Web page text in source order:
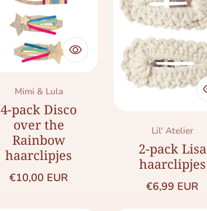
Merk:
Mimi & Lula
4-pack Disco
over the
Rainbow
haarclipjes
Normale prijs
€10,00 EUR
Merk:
Lil' Atelier
2-pack Lisa
haarclipjes
Normale prijs
€6,99 EUR